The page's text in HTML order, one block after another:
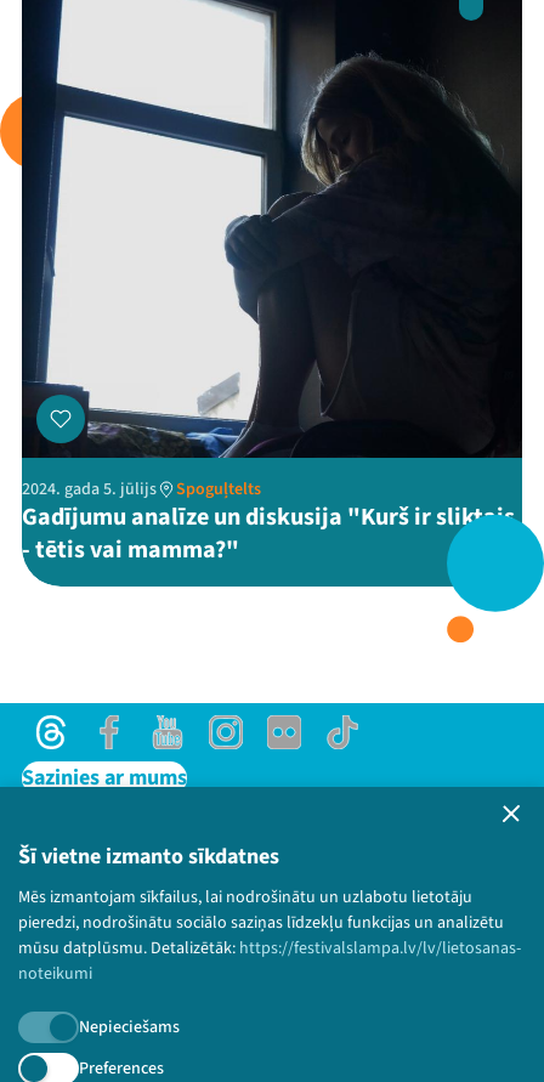
Šī vietne izmanto sīkdatnes
Mēs izmantojam sīkfailus, lai nodrošinātu un uzlabotu lietotāju
pieredzi, nodrošinātu sociālo saziņas līdzekļu funkcijas un analizētu
mūsu datplūsmu. Detalizētāk: https://festivalslampa.lv/lv/lietosanas-
noteikumi
Nepieciešams
Preferences
Arhīvs
Viņi bija LAMPĀ 2026
Jaunumi
Ziedo
Veikals
Kontakti
ThreadsFacebookYoutube
X Instagram
Flick TikTok
2024. gada 5. jūlijs Spoguļtelts
Gadījumu analīze un diskusija "Kurš ir sliktais
- tētis vai mamma?"
ThreadsFacebookYoutubeInstagram
Flick TikTok
Sazinies ar mums
Lietošanas noteikumi un sīkdatņu politika
Bērnu aizsardzības politika
© 2026 Sarunu festivāls LAMPA Visas tiesības
paturētas.
Piesakies jaunumiem!